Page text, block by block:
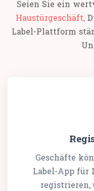
Seien Sie ein
Haustürgeschäft,
Label-Plattform
Geschäfte
Label-App für
registrieren,